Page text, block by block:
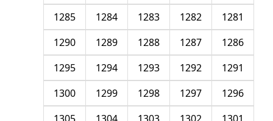
1281
1282
1283
1284
1285
1286
1287
1288
1289
1290
1291
1292
1293
1294
1295
1296
1297
1298
1299
1300